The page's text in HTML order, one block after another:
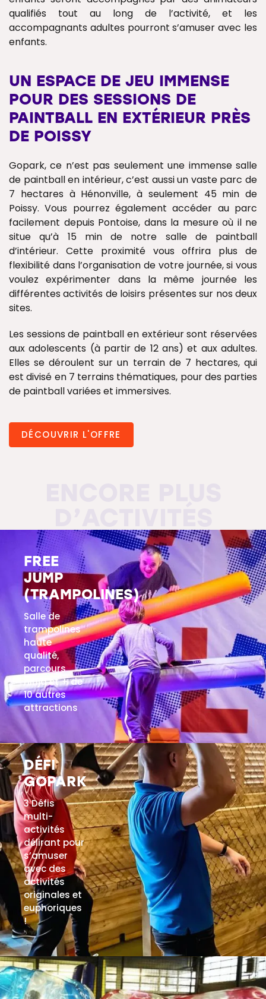
qualifiés tout au long de l’activité, et les
accompagnants adultes pourront s’amuser avec les
enfants.
UN ESPACE DE JEU IMMENSE
POUR DES SESSIONS DE
PAINTBALL EN EXTÉRIEUR PRÈS
DE POISSY
Gopark, ce n’est pas seulement une immense salle
de paintball en intérieur, c’est aussi un vaste parc de
7 hectares à Hénonville, à seulement 45 min de
Poissy. Vous pourrez également accéder au parc
facilement depuis Pontoise, dans la mesure où il ne
situe qu’à 15 min de notre salle de paintball
d’intérieur. Cette proximité vous offrira plus de
flexibilité dans l’organisation de votre journée, si vous
voulez expérimenter dans la même journée les
différentes activités de loisirs présentes sur nos deux
sites.
Les sessions de paintball en extérieur sont réservées
aux adolescents (à partir de 12 ans) et aux adultes.
Elles se déroulent sur un terrain de 7 hectares, qui
est divisé en 7 terrains thématiques, pour des parties
de paintball variées et immersives.
DÉCOUVRIR L'OFFRE
FREE
JUMP
(TRAMPOLINES)
Salle de
trampolines
haute
qualité,
parcours
ninja et + de
10 autres
attractions
EN SAVOIR PLUS
DÉFI
GOPARK
3 Défis
multi-
activités
délirant pour
s’amuser
avec des
activités
originales et
euphoriques
!
EN SAVOIR PLUS